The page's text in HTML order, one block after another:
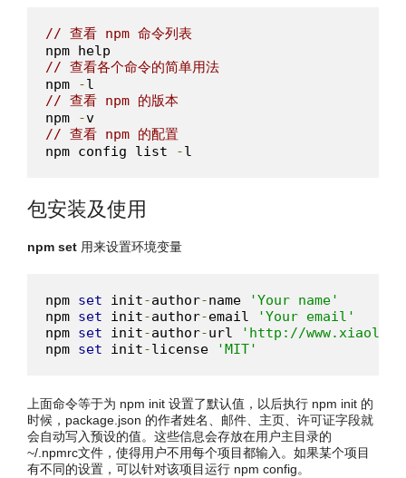
// 查看 npm 命令列表
// 查看各个命令的简单用法
npm
-
// 查看 npm 的版本
npm
-
// 查看 npm 的配置
npm config list
-l
包安装及使用
npm set 用来设置环境变量
npm set init-author-name
'Your name'
npm set init-author-email
'Your email'
npm set init-author-url
'http://
npm set init-license 'MIT'
上面命令等于为 npm init 设置了默认值，以后执行 npm init 的
时候，package.json 的作者姓名、邮件、主页、许可证字段就
会自动写入预设的值。这些信息会存放在用户主目录的
~/.npmrc文件，使得用户不用每个项目都输入。如果某个项目
有不同的设置，可以针对该项目运行 npm config。